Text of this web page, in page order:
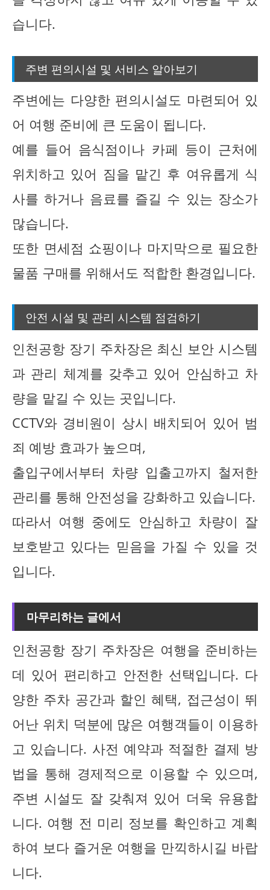
습니다.
주변 편의시설 및 서비스 알아보기
주변에는 다양한 편의시설도 마련되어 있
어 여행 준비에 큰 도움이 됩니다.
예를 들어 음식점이나 카페 등이 근처에
위치하고 있어 짐을 맡긴 후 여유롭게 식
사를 하거나 음료를 즐길 수 있는 장소가
많습니다.
또한 면세점 쇼핑이나 마지막으로 필요한
물품 구매를 위해서도 적합한 환경입니다.
안전 시설 및 관리 시스템 점검하기
인천공항 장기 주차장은 최신 보안 시스템
과 관리 체계를 갖추고 있어 안심하고 차
량을 맡길 수 있는 곳입니다.
CCTV와 경비원이 상시 배치되어 있어 범
죄 예방 효과가 높으며,
출입구에서부터 차량 입출고까지 철저한
관리를 통해 안전성을 강화하고 있습니다.
따라서 여행 중에도 안심하고 차량이 잘
보호받고 있다는 믿음을 가질 수 있을 것
입니다.
마무리하는 글에서
인천공항 장기 주차장은 여행을 준비하는
데 있어 편리하고 안전한 선택입니다. 다
양한 주차 공간과 할인 혜택, 접근성이 뛰
어난 위치 덕분에 많은 여행객들이 이용하
고 있습니다. 사전 예약과 적절한 결제 방
법을 통해 경제적으로 이용할 수 있으며,
주변 시설도 잘 갖춰져 있어 더욱 유용합
니다. 여행 전 미리 정보를 확인하고 계획
하여 보다 즐거운 여행을 만끽하시길 바랍
니다.